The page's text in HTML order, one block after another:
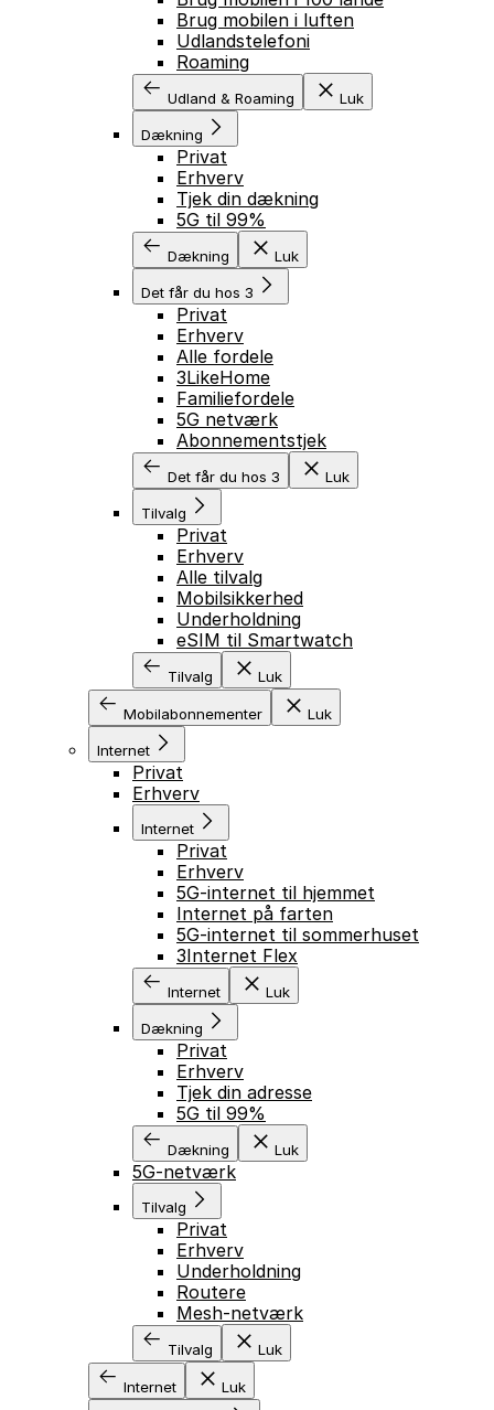
Brug mobilen i luften
Udlandstelefoni
Roaming
Udland & Roaming Luk
Dækning
Privat
Erhverv
Tjek din dækning
5G til 99%
Dækning Luk
Det får du hos 3
Privat
Erhverv
Alle fordele
3LikeHome
Familiefordele
5G netværk
Abonnementstjek
Det får du hos 3 Luk
Tilvalg
Privat
Erhverv
Alle tilvalg
Mobilsikkerhed
Underholdning
eSIM til Smartwatch
Tilvalg Luk
Mobilabonnementer Luk
Internet
Privat
Erhverv
Internet
Privat
Erhverv
5G-internet til hjemmet
Internet på farten
5G-internet til sommerhuset
3Internet Flex
Internet Luk
Dækning
Privat
Erhverv
Tjek din adresse
5G til 99%
Dækning Luk
5G-netværk
Tilvalg
Privat
Erhverv
Underholdning
Routere
Mesh-netværk
Tilvalg Luk
Internet Luk